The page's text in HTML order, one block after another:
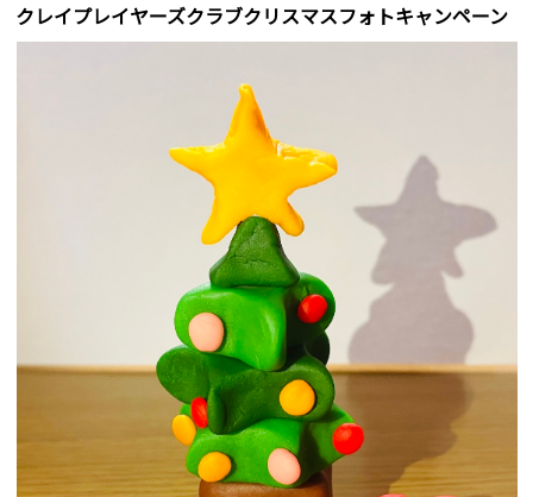
クレイプレイヤーズクラブクリスマスフォトキャンペーン